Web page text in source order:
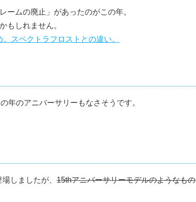
ームの廃止」があったのがこの年。
もしれません。
スペクトラフロストとの違い。
年のアニバーサリーもなさそうです。
しましたが、 15thアニバーサリーモデルのようなもの